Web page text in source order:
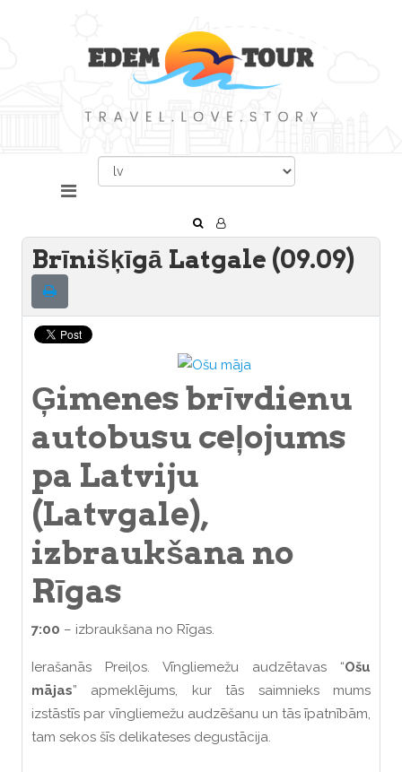
Brīnišķīgā Latgale (09.09)
Ģimenes brīvdienu
autobusu ceļojums
pa Latviju
(Latvgale),
izbraukšana no
Rīgas
7:00 – izbraukšana no Rīgas.
Ierašanās Preiļos. Vīngliemežu audzētavas “Ošu
mājas” apmeklējums, kur tās saimnieks mums
izstāstīs par vīngliemežu audzēšanu un tās īpatnībām,
tam sekos šīs delikateses degustācija.